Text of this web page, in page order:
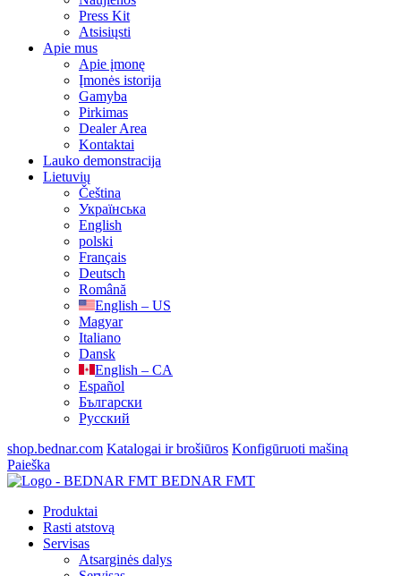
Press Kit
Atsisiųsti
Apie mus
Apie įmonę
Įmonės istorija
Gamyba
Pirkimas
Dealer Area
Kontaktai
Lauko demonstracija
Lietuvių
Čeština
Українська
English
polski
Français
Deutsch
Română
English – US
Magyar
Italiano
Dansk
English – CA
Español
Български
Русский
shop.bednar.com Katalogai ir brošiūros Konfigūruoti mašiną
Paieška
BEDNAR FMT
Produktai
Rasti atstovą
Servisas
Atsarginės dalys